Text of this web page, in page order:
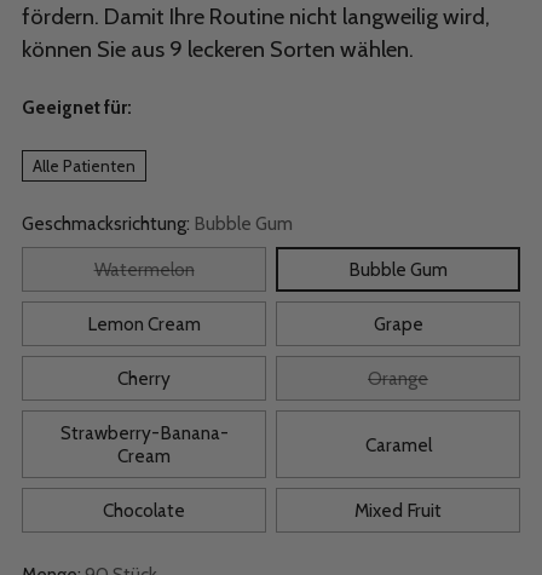
fördern. Damit Ihre Routine nicht langweilig wird,
können Sie aus 9 leckeren Sorten wählen.
Geeignet für:
Alle Patienten
Geschmacksrichtung: Bubble Gum
Watermelon
Bubble Gum
Lemon Cream Grape
Cherry Orange
Strawberry-Banana-
Cream
Caramel
Chocolate Mixed Fruit